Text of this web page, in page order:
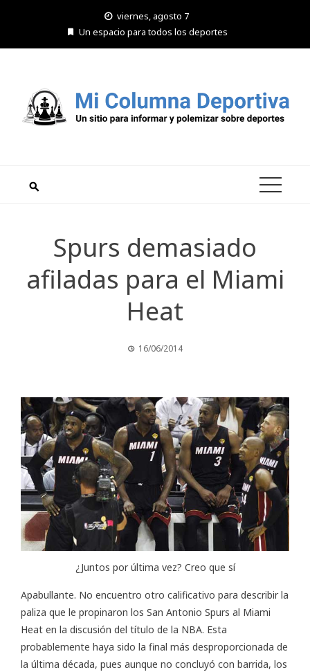
viernes, agosto 7
Un espacio para todos los deportes
Spurs demasiado
afiladas para el Miami
Heat
16/06/2014
¿Juntos por última vez? Creo que sí
Apabullante. No encuentro otro calificativo para describir la
paliza que le propinaron los San Antonio Spurs al Miami
Heat en la discusión del título de la NBA. Esta
probablemente haya sido la final más desproporcionada de
la última década, pues aunque no concluyó con barrida, los